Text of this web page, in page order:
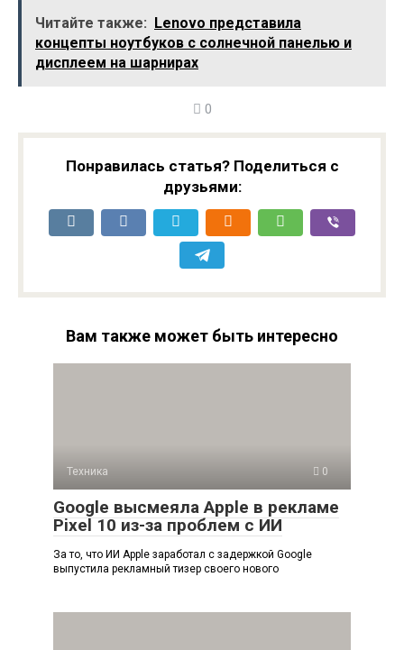
двухцветным
дизайном
официально
Читайте также: Lenovo представила
концепты ноутбуков с солнечной панелью и
дисплеем на шарнирах
0
Понравилась статья? Поделиться с
друзьями:
Вам также может быть интересно
Техника 0
Google высмеяла Apple в рекламе
Pixel 10 из-за проблем с ИИ
За то, что ИИ Apple заработал с задержкой Google
выпустила рекламный тизер своего нового